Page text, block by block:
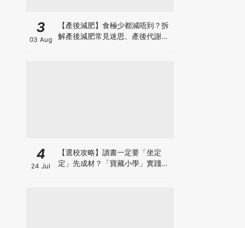
3
03 Aug
【產後減肥】食極少都減唔到？拆
解產後減肥常見迷思、產後代謝、
4
24 Jul
【選校攻略】讀書一定要「坐定
定」先成材？「寶藏小學」實踐動